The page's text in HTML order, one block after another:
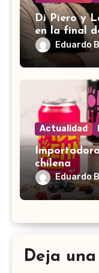
Di Piero y
en la final
Eduardo
Actualidad
chilena
Eduardo
Deja